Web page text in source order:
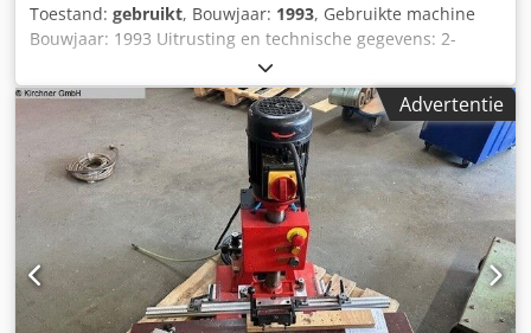
Toestand: gebruikt, Bouwjaar: 1993, Gebruikte machine
Bouwjaar: 1993 Uitrusting en technische gegevens: 2-
klauwboorkop tot 20 mm schacht-Ø Pneumatische
positiestelling op 2 niveaus 0-100 mm Max. boor diepte
150 mm Precisie-rasterslede 12 mm Middensluiting en
dwarsverstelling 2 pneumatische veiligheidsspancilinders
Motor 1,5 kW Toerental 2800 t/min Langgatboorinrichting
neerlaatbaar met 2 programmanokken Machinegewicht ca.
310 kg Afmetingen machine (BxDxH) 1100 x 1100 x 1500
mm (zonder aanslag) Credpfx Apjw I Uy Tjvef
Beschikbaarheid: direct Locatie: Röllbach
Advertentie